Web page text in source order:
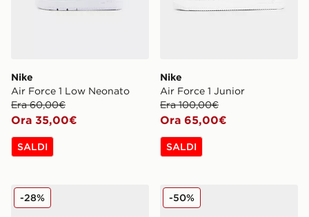
Nike
Air Force 1 Low Neonato
Era 60,00€
Ora 35,00€
SALDI
Nike
Air Force 1 Junior
Era 100,00€
Ora 65,00€
SALDI
Nike Dunk Low Bambino
-28% Nike Ciabatte Kawa
-50%